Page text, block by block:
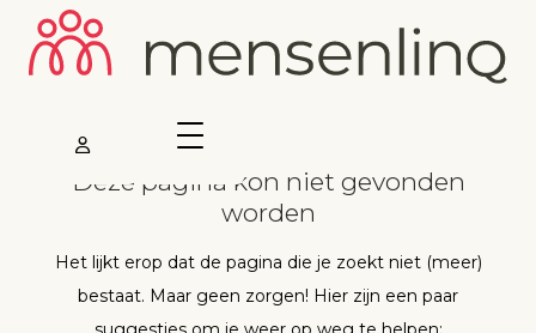
Deze pagina kon niet gevonden
worden
Het lijkt erop dat de pagina die je zoekt niet (meer)
bestaat. Maar geen zorgen! Hier zijn een paar